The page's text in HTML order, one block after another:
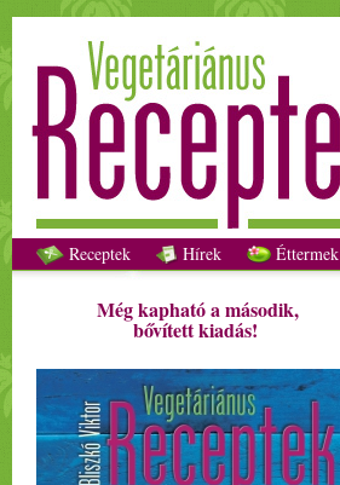
Receptek Hírek Éttermek
Még kapható a második,
bővített kiadás!